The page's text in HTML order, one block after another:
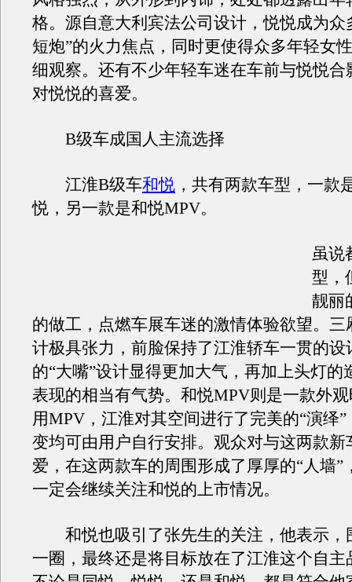
格。源自意大利宾法公司设计，悦悦成为众
短炮”的火力焦点，同时更使得众多年轻女
细观察。还有不少年轻车迷在车前与悦悦合
对悦悦的喜爱。
B级车成国人主流选择
江淮B级车和悦 ，共有两款车型，一款
悦，另一款是和悦MPV。
虽说
型，
靓丽
的做工，点燃车展车迷的激情体验欲望。三
计极具张力，前脸保持了江淮轿车一贯的设
的“大嘴”设计显得更加大气，再加上头灯的
表现的相当有气势。和悦MPV则是一款外
用MPV，江淮对其空间进行了完美的“演绎
变均可由用户自行安排。观众对与这两款新
爱，在这两款车的周围形成了厚厚的“人墙”
一定会继续关注和悦的上市情况。
和悦也吸引了张先生的关注，他表示，
一圈，最终还是将目标放在了江淮这个自主